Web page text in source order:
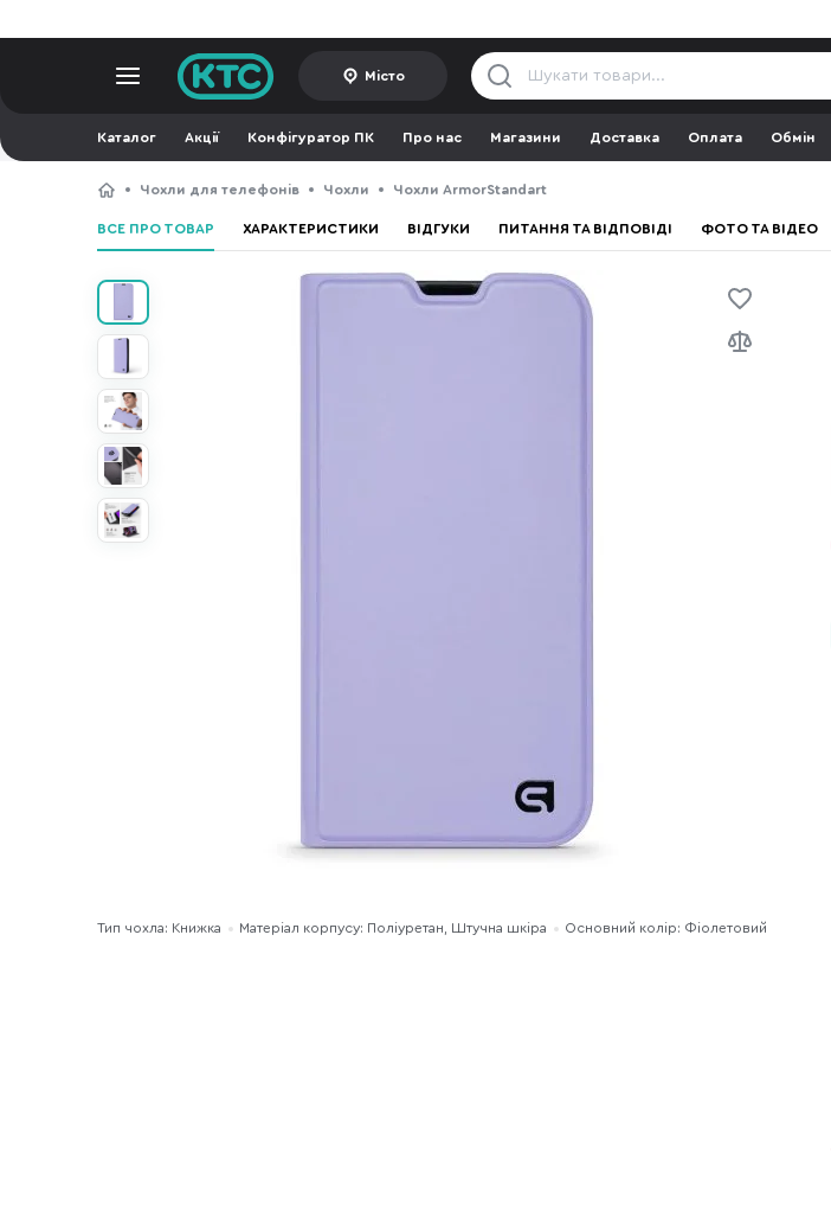
Місто
Каталог Акції Конфігуратор ПК Про нас Магазини Доставка Оплата Обмін
Чохли для телефонів Чохли Чохли ArmorStandart
ВСЕ ПРО ТОВАР ХАРАКТЕРИСТИКИ ВІДГУКИ ПИТАННЯ ТА ВІДПОВІДІ ФОТО ТА ВІДЕО
Тип чохла: Книжка Матеріал корпусу: Поліуретан, Штучна шкіра Основний колір: Фіолетовий